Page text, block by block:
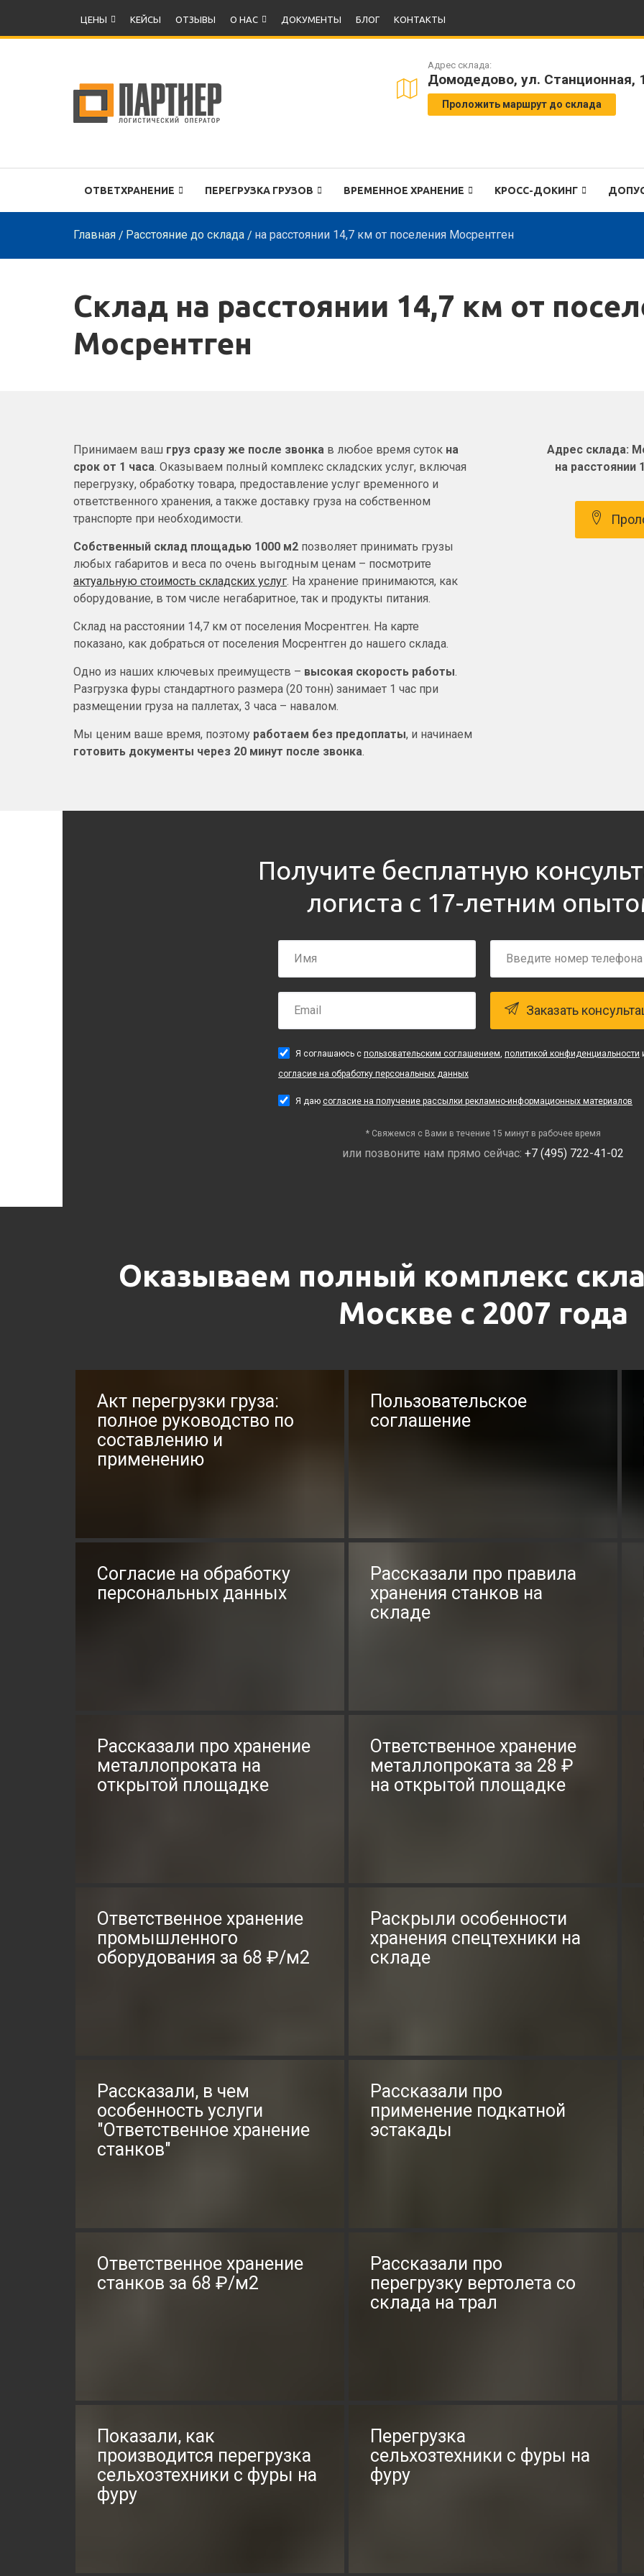
ЦЕНЫ КЕЙСЫ ОТЗЫВЫ О НАС ДОКУМЕНТЫ БЛОГ КОНТАКТЫ
Адрес склада:
Домодедово, ул. Станционная,
Проложить маршрут до склада
ОТВЕТХРАНЕНИЕ ПЕРЕГРУЗКА ГРУЗОВ ВРЕМЕННОЕ ХРАНЕНИЕ КРОСС-ДОКИНГ
Главная Расстояние до склада на расстоянии 14,7 км от поселения Мосрентген
Склад на расстоянии 14,7 км от
Мосрентген
Принимаем ваш груз сразу же после звонка в любое время суток на
срок от 1 часа . Оказываем полный комплекс складских услуг, включая
перегрузку, обработку товара, предоставление услуг временного и
ответственного хранения, а также доставку груза на собственном
транспорте при необходимости.
Собственный склад площадью 1000 м2 позволяет принимать грузы
любых габаритов и веса по очень выгодным ценам – посмотрите
актуальную стоимость складских услуг . На хранение принимаются, как
оборудование, в том числе негабаритное, так и продукты питания.
Склад на расстоянии 14,7 км от поселения Мосрентген. На карте
показано, как добраться от поселения Мосрентген до нашего склада.
Одно из наших ключевых преимуществ – высокая скорость работы
Разгрузка фуры стандартного размера (20 тонн) занимает 1 час при
размещении груза на паллетах, 3 часа – навалом.
Мы ценим ваше время, поэтому работаем без предоплаты, и начинаем
готовить документы через 20 минут после звонка
Адрес склада:
на расстоянии
Получите бесплатную
логиста с 17-летним
Заказать
Я соглашаюсь с пользовательским соглашением политикой конфиденциальности
согласие на обработку персональных данных
Я даю согласие на получение рассылки рекламно-информационных материалов
* Свяжемся с Вами в течение 15 минут в рабочее время
или позвоните нам прямо сейчас: +7 (495) 722-41-02
Оказываем полный комплекс
Москве с 2007 года
Акт перегрузки груза:
полное руководство по
составлению и
применению
Пользовательское
соглашение
Согласие на обработку
персональных данных
Рассказали про правила
хранения станков на
складе
Рассказали про хранение
металлопроката на
открытой площадке
Ответственное хранение
металлопроката за 28 ₽
на открытой площадке
Ответственное хранение
промышленного
оборудования за 68 ₽/м2
Раскрыли особенности
хранения спецтехники на
складе
Рассказали, в чем
особенность услуги
"Ответственное хранение
станков"
Рассказали про
применение подкатной
эстакады
Ответственное хранение
станков за 68 ₽/м2
Рассказали про
перегрузку вертолета со
склада на трал
Показали, как
производится перегрузка
сельхозтехники с фуры на
фуру
Перегрузка
сельхозтехники с фуры на
фуру